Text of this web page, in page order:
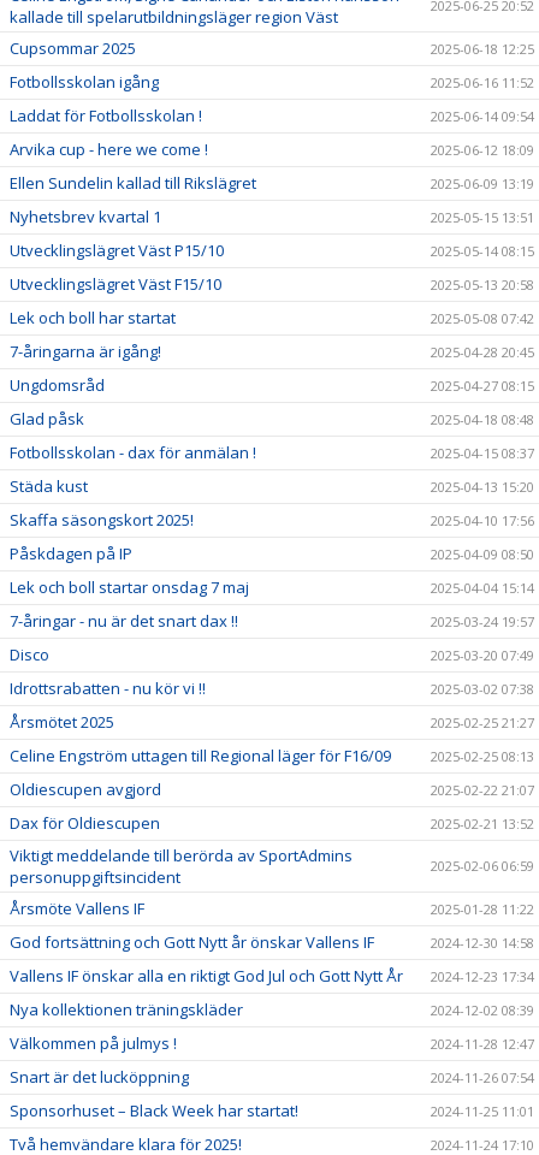
kallade till spelarutbildningsläger region Väst
2025-06-25 20:52
Cupsommar 2025 2025-06-18 12:25
Fotbollsskolan igång 2025-06-16 11:52
Laddat för Fotbollsskolan ! 2025-06-14 09:54
Arvika cup - here we come ! 2025-06-12 18:09
Ellen Sundelin kallad till Rikslägret 2025-06-09 13:19
Nyhetsbrev kvartal 1 2025-05-15 13:51
Utvecklingslägret Väst P15/10 2025-05-14 08:15
Utvecklingslägret Väst F15/10 2025-05-13 20:58
Lek och boll har startat 2025-05-08 07:42
7-åringarna är igång! 2025-04-28 20:45
Ungdomsråd 2025-04-27 08:15
Glad påsk 2025-04-18 08:48
Fotbollsskolan - dax för anmälan ! 2025-04-15 08:37
Städa kust 2025-04-13 15:20
Skaffa säsongskort 2025! 2025-04-10 17:56
Påskdagen på IP 2025-04-09 08:50
Lek och boll startar onsdag 7 maj 2025-04-04 15:14
7-åringar - nu är det snart dax !! 2025-03-24 19:57
Disco 2025-03-20 07:49
Idrottsrabatten - nu kör vi !! 2025-03-02 07:38
Årsmötet 2025 2025-02-25 21:27
Celine Engström uttagen till Regional läger för F16/09 2025-02-25 08:13
Oldiescupen avgjord 2025-02-22 21:07
Dax för Oldiescupen 2025-02-21 13:52
Viktigt meddelande till berörda av SportAdmins
personuppgiftsincident
2025-02-06 06:59
Årsmöte Vallens IF 2025-01-28 11:22
God fortsättning och Gott Nytt år önskar Vallens IF 2024-12-30 14:58
Vallens IF önskar alla en riktigt God Jul och Gott Nytt År 2024-12-23 17:34
Nya kollektionen träningskläder 2024-12-02 08:39
Välkommen på julmys ! 2024-11-28 12:47
Snart är det lucköppning 2024-11-26 07:54
Sponsorhuset – Black Week har startat! 2024-11-25 11:01
Två hemvändare klara för 2025! 2024-11-24 17:10